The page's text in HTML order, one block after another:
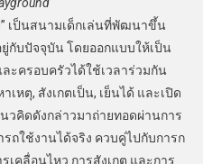
ป็นสนามเด็กเล่นที่พัฒนาขึ้น
กับปัจจุบัน โดยออกแบบให้เป็น
ละครอบครัวได้ใช้เวลาร่วมกัน
เหตุ, สังเกตเป็น, เย็นได้ และเปิด
นวคิดดังกล่าวมาถ่ายทอดผ่านการ
ถใช้งานได้จริง ควบคู่ไปกับการก
คลื่อนไหว การสังเกต และการ